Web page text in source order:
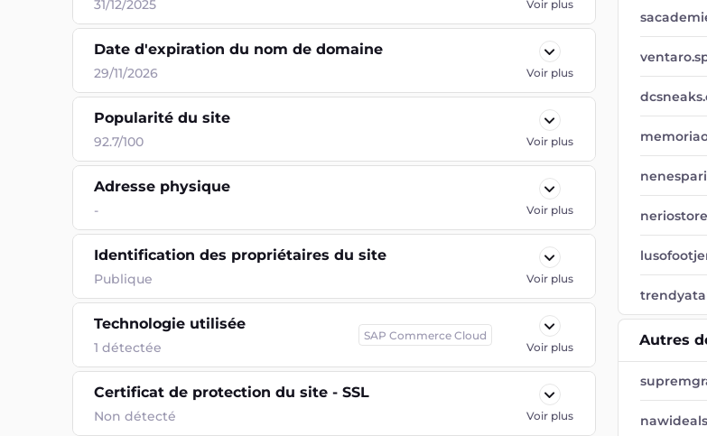
31/12/2025 Voir plus
Date d'expiration du nom de domaine
29/11/2026 Voir plus
Popularité du site
92.7/100 Voir plus
Adresse physique
- Voir plus
Identification des propriétaires du site
Publique Voir plus
Technologie utilisée
1 détectée
SAP Commerce Cloud
Voir plus
Certificat de protection du site - SSL
Non détecté Voir plus
Autres